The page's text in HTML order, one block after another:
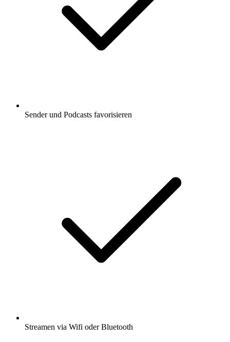
Sender und Podcasts favorisieren
Streamen via Wifi oder Bluetooth